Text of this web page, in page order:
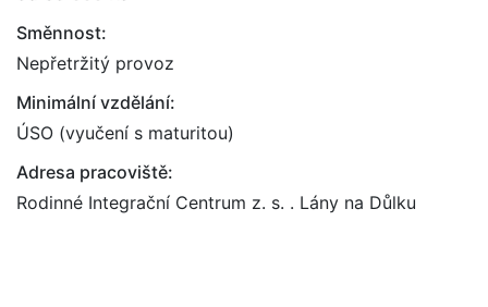
Směnnost:
Nepřetržitý provoz
Minimální vzdělání:
ÚSO (vyučení s maturitou)
Adresa pracoviště:
Rodinné Integrační Centrum z. s. . Lány na Důlku